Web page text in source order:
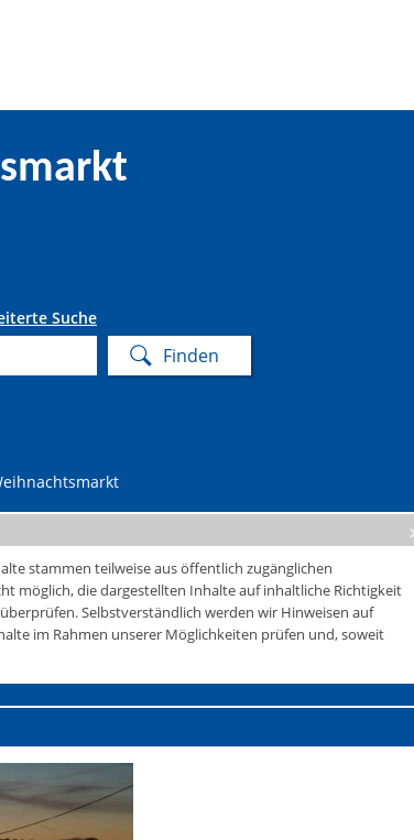
Suche
stammen teilweise aus öffentlich zugänglichen
möglich, die dargestellten Inhalte auf inhaltliche Richtigkeit
Selbstverständlich werden wir Hinweisen auf
im Rahmen unserer Möglichkeiten prüfen und, soweit